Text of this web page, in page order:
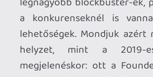
Ahhoz, hogy te is hozzászólj, be kell
jelentkezned!
Stadia HUN 2021.02.16 21:31:10 #1vo66